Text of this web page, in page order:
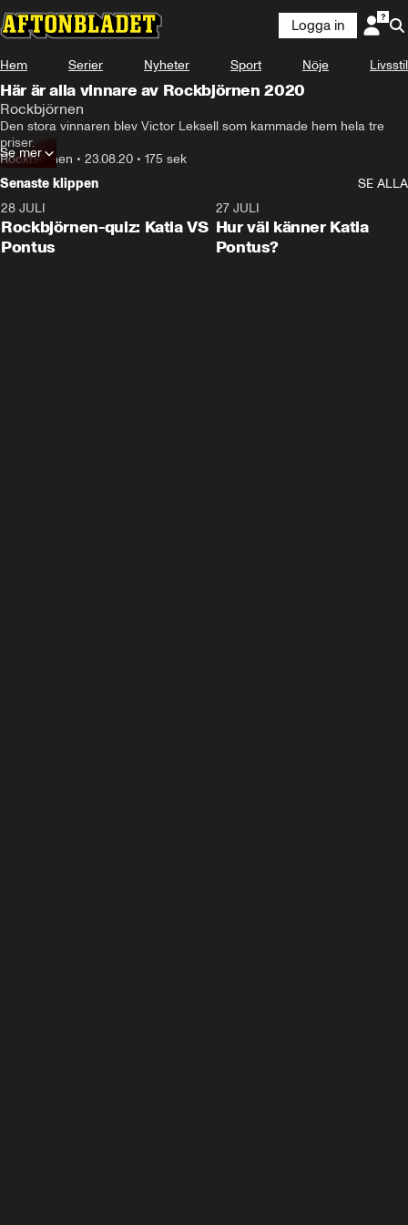
Logga in
Hem Serier Nyheter Sport Nöje Livsstil
Här är alla vinnare av Rockbjörnen 2020
Rockbjörnen
Den stora vinnaren blev Victor Leksell som kammade hem hela tre
priser.
Rockbjörnen • 23.08.20 • 175 sek
Se mer
Senaste klippen
SE ALLA
28 JULI
Rockbjörnen-quiz: Katia VS
Pontus
27 JULI
Hur väl känner Katia
Pontus?